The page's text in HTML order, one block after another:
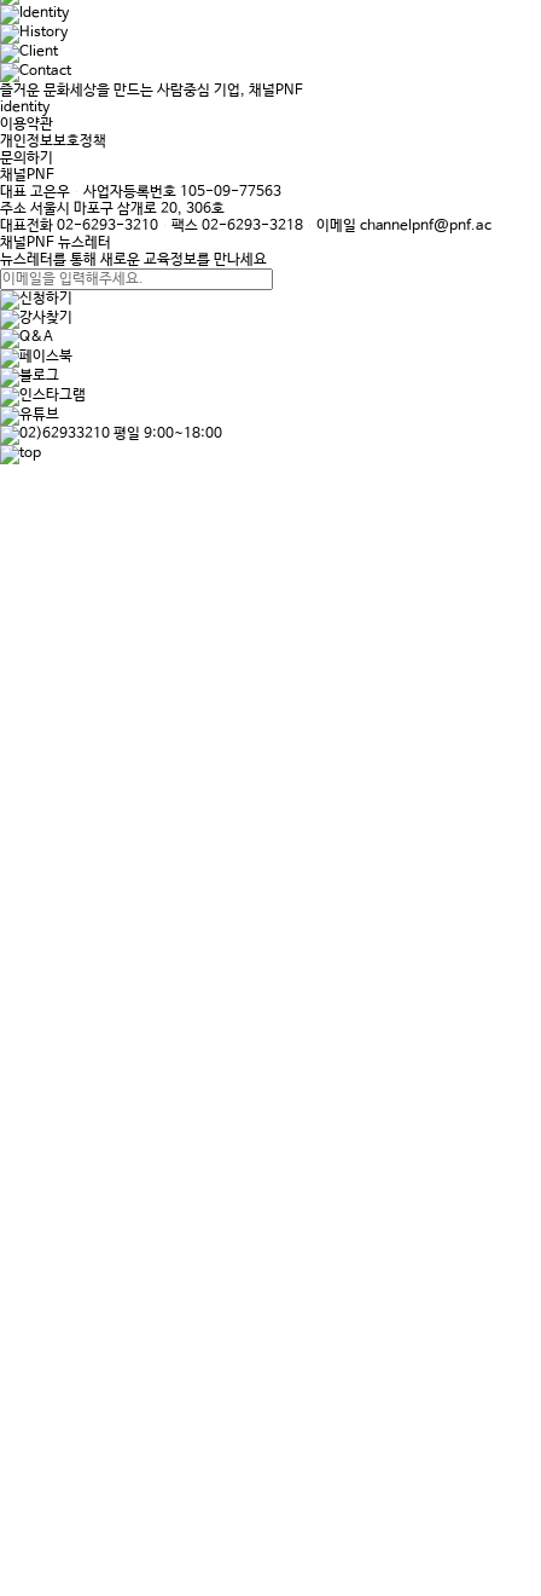
즐거운 문화세상을 만드는 사람중심 기업, 채널PNF
identity
이용약관
개인정보보호정책
문의하기
채널PNF
대표 고은우 사업자등록번호 105-09-77563
주소 서울시 마포구 삼개로 20, 306호
대표전화 02-6293-3210 팩스 02-6293-3218 이메일 channelpnf@pnf.ac
채널PNF 뉴스레터
뉴스레터를 통해 새로운 교육정보를 만나세요